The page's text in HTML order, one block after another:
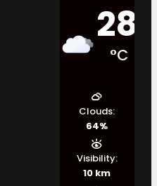
28
°C
Clouds:
64%
Visibility:
10 km